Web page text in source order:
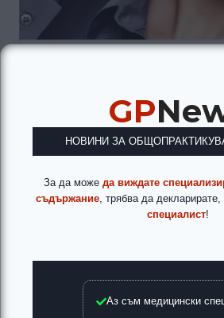
GP
НОВИНИ ЗА
За да може да виждате
съдържание, трябва да декларирате,
специалист!
Аз съм медицински